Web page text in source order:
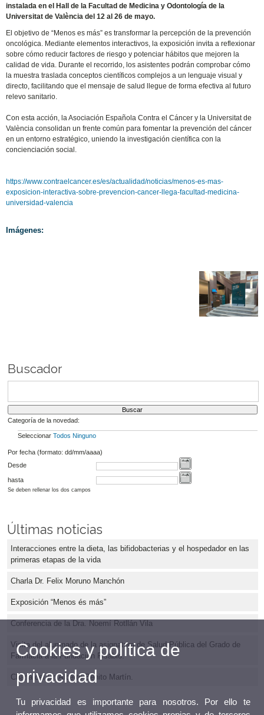
instalada en el Hall de la Facultad de Medicina y Odontología de la
Universitat de València del 12 al 26 de mayo.
El objetivo de “Menos es más” es transformar la percepción de la prevención
oncológica. Mediante elementos interactivos, la exposición invita a reflexionar
sobre cómo reducir factores de riesgo y potenciar hábitos que mejoren la
calidad de vida. Durante el recorrido, los asistentes podrán comprobar cómo
la muestra traslada conceptos científicos complejos a un lenguaje visual y
directo, facilitando que el mensaje de salud llegue de forma efectiva al futuro
relevo sanitario.
Con esta acción, la Asociación Española Contra el Cáncer y la Universitat de
València consolidan un frente común para fomentar la prevención del cáncer
en un entorno estratégico, uniendo la investigación científica con la
concienciación social.
https://www.contraelcancer.es/es/actualidad/noticias/menos-es-mas-
exposicion-interactiva-sobre-prevencion-cancer-llega-facultad-medicina-
universidad-valencia
Imágenes:
Buscador
Categoría de la novedad:
Seleccionar Todos Ninguno
Por fecha (formato: dd/mm/aaaa)
Desde
hasta
Se deben rellenar los dos campos
Últimas noticias
Interacciones entre la dieta, las bifidobacterias y el hospedador en las
primeras etapas de la vida
Charla Dr. Felix Moruno Manchón
Exposición “Menos és más”
Conferencia de la Dra. Noemí Rotllán Vila
Visita del alumnado de la asignatura de Salud Pública del Grado de
Farmacia a la Fundación Fisabio.
Charla del Dr. Alberto Benito Martín.
Cookies y política de
privacidad
Tu privacidad es importante para nosotros. Por ello te